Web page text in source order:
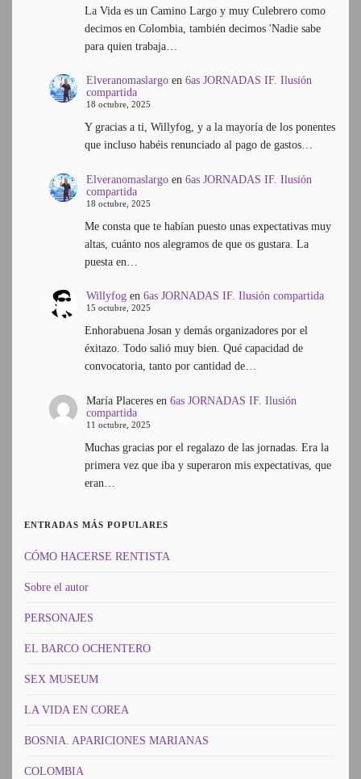
La Vida es un Camino Largo y muy Culebrero como
decimos en Colombia, también decimos 'Nadie sabe
para quien trabaja…
Elveranomaslargoen 6as JORNADAS IF. Ilusión
compartida
18 octubre, 2025
Y gracias a ti, Willyfog, y a la mayoría de los ponentes
que incluso habéis renunciado al pago de gastos…
Elveranomaslargoen 6as JORNADAS IF. Ilusión
compartida
18 octubre, 2025
Me consta que te habían puesto unas expectativas muy
altas, cuánto nos alegramos de que os gustara. La
puesta en…
Willyfogen 6as JORNADAS IF. Ilusión compartida
15 octubre, 2025
Enhorabuena Josan y demás organizadores por el
éxitazo. Todo salió muy bien. Qué capacidad de
convocatoria, tanto por cantidad de…
María Placeresen 6as JORNADAS IF. Ilusión
compartida
11 octubre, 2025
Muchas gracias por el regalazo de las jornadas. Era la
primera vez que iba y superaron mis expectativas, que
eran…
ENTRADAS MÁS POPULARES
CÓMO HACERSE RENTISTA
Sobre el autor
PERSONAJES
EL BARCO OCHENTERO
SEX MUSEUM
LA VIDA EN COREA
BOSNIA. APARICIONES MARIANAS
COLOMBIA